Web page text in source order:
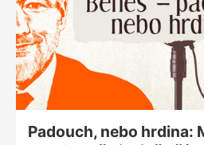
Padouch, nebo hrdina: